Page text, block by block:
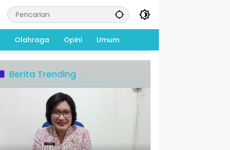
Olahraga Opini Umum
Berita Trending